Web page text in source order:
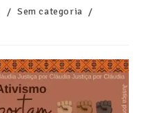
/ Sem categoria /